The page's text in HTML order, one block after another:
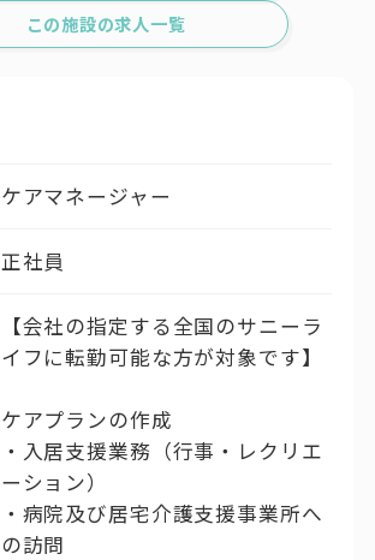
この施設の求人一覧
ケアマネージャー
正社員
【会社の指定する全国のサニーラ
イフに転勤可能な方が対象です】
ケアプランの作成
・入居支援業務（行事・レクリエ
ーション）
・病院及び居宅介護支援事業所へ
の訪問